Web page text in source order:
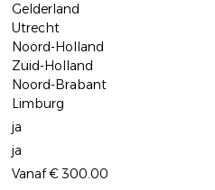
Gelderland
Utrecht
Noord-Holland
Zuid-Holland
Noord-Brabant
Limburg
ja
ja
Vanaf € 300.00